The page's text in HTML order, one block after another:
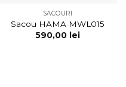
SACOURI
Sacou HAMA MWL015
590,00 lei